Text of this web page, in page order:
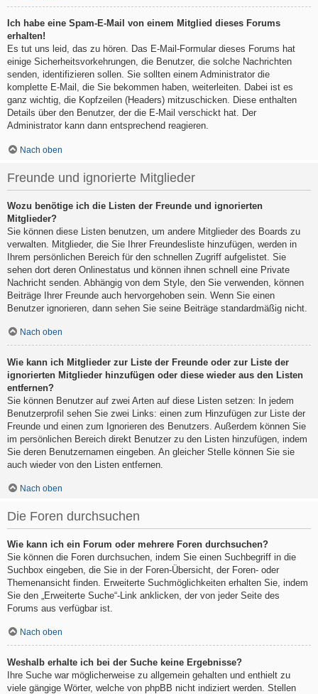
Ich habe eine Spam-E-Mail von einem Mitglied dieses Forums
erhalten!
Es tut uns leid, das zu hören. Das E-Mail-Formular dieses Forums hat
einige Sicherheitsvorkehrungen, die Benutzer, die solche Nachrichten
senden, identifizieren sollen. Sie sollten einem Administrator die
komplette E-Mail, die Sie bekommen haben, weiterleiten. Dabei ist es
ganz wichtig, die Kopfzeilen (Headers) mitzuschicken. Diese enthalten
Details über den Benutzer, der die E-Mail verschickt hat. Der
Administrator kann dann entsprechend reagieren.
Nach oben
Freunde und ignorierte Mitglieder
Wozu benötige ich die Listen der Freunde und ignorierten
Mitglieder?
Sie können diese Listen benutzen, um andere Mitglieder des Boards zu
verwalten. Mitglieder, die Sie Ihrer Freundesliste hinzufügen, werden in
Ihrem persönlichen Bereich für den schnellen Zugriff aufgelistet. Sie
sehen dort deren Onlinestatus und können ihnen schnell eine Private
Nachricht senden. Abhängig von dem Style, den Sie verwenden, können
Beiträge Ihrer Freunde auch hervorgehoben sein. Wenn Sie einen
Benutzer ignorieren, dann sehen Sie seine Beiträge standardmäßig nicht.
Nach oben
Wie kann ich Mitglieder zur Liste der Freunde oder zur Liste der
ignorierten Mitglieder hinzufügen oder diese wieder aus den Listen
entfernen?
Sie können Benutzer auf zwei Arten auf diese Listen setzen: In jedem
Benutzerprofil sehen Sie zwei Links: einen zum Hinzufügen zur Liste der
Freunde und einen zum Ignorieren des Benutzers. Außerdem können Sie
im persönlichen Bereich direkt Benutzer zu den Listen hinzufügen, indem
Sie deren Benutzernamen eingeben. An gleicher Stelle können Sie sie
auch wieder von den Listen entfernen.
Nach oben
Die Foren durchsuchen
Wie kann ich ein Forum oder mehrere Foren durchsuchen?
Sie können die Foren durchsuchen, indem Sie einen Suchbegriff in die
Suchbox eingeben, die Sie in der Foren-Übersicht, der Foren- oder
Themenansicht finden. Erweiterte Suchmöglichkeiten erhalten Sie, indem
Sie den „Erweiterte Suche“-Link anklicken, der von jeder Seite des
Forums aus verfügbar ist.
Nach oben
Weshalb erhalte ich bei der Suche keine Ergebnisse?
Ihre Suche war möglicherweise zu allgemein gehalten und enthielt zu
viele gängige Wörter, welche von phpBB nicht indiziert werden. Stellen